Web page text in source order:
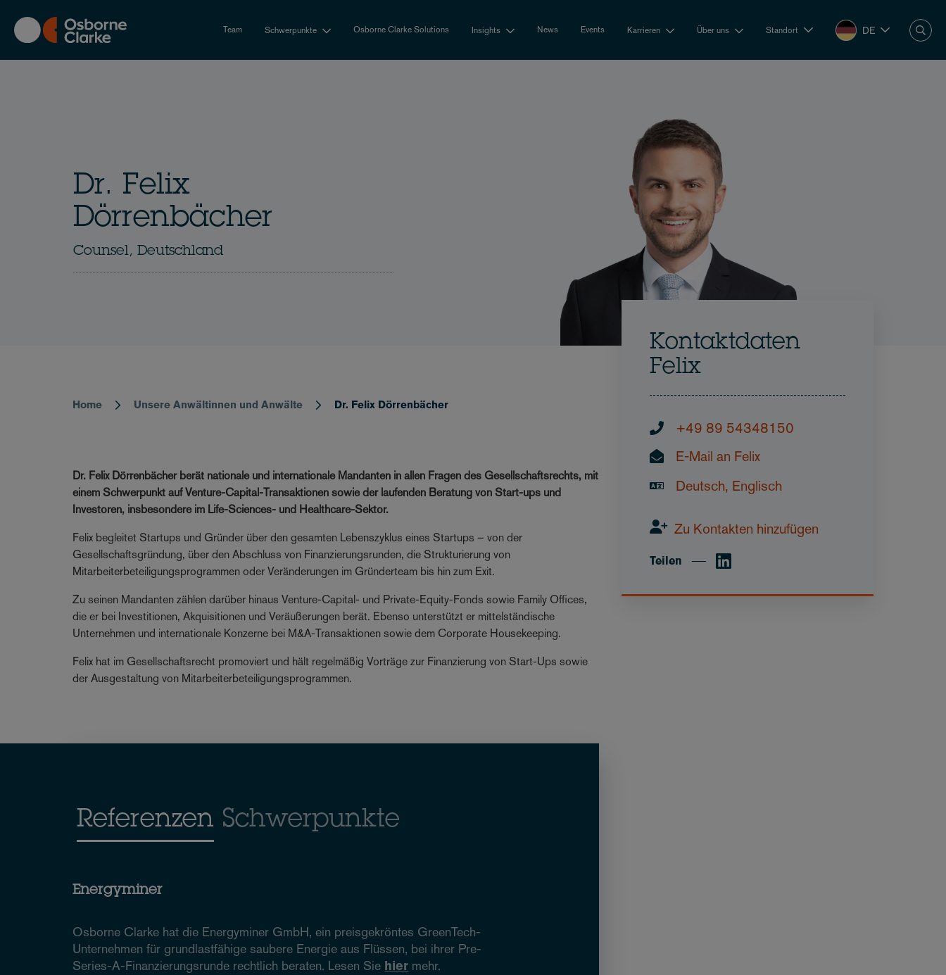
main
content
Team Schwerpunkte Osborne Clarke Solutions Insights News Events Karrieren Über uns Standort DE
Dr. Felix
Dörrenbächer
Counsel, Deutschland
Breadcrumb
Home Unsere Anwältinnen und Anwälte Dr. Felix Dörrenbächer
Dr. Felix Dörrenbächer berät nationale und internationale Mandanten in allen Fragen des Gesellschaftsrechts, mit
einem Schwerpunkt auf Venture-Capital-Transaktionen sowie der laufenden Beratung von Start-ups und
Investoren, insbesondere im Life-Sciences- und Healthcare-Sektor.
Felix begleitet Startups und Gründer über den gesamten Lebenszyklus eines Startups – von der
Gesellschaftsgründung, über den Abschluss von Finanzierungsrunden, die Strukturierung von
Mitarbeiterbeteiligungsprogrammen oder Veränderungen im Gründerteam bis hin zum Exit.
Zu seinen Mandanten zählen darüber hinaus Venture-Capital- und Private-Equity-Fonds sowie Family Offices,
die er bei Investitionen, Akquisitionen und Veräußerungen berät. Ebenso unterstützt er mittelständische
Unternehmen und internationale Konzerne bei M&A-Transaktionen sowie dem Corporate Housekeeping.
Felix hat im Gesellschaftsrecht promoviert und hält regelmäßig Vorträge zur Finanzierung von Start-Ups sowie
der Ausgestaltung von Mitarbeiterbeteiligungsprogrammen.
Referenzen Schwerpunkte
Energyminer
Osborne Clarke hat die Energyminer GmbH, ein preisgekröntes GreenTech-
Unternehmen für grundlastfähige saubere Energie aus Flüssen, bei ihrer Pre-
Series-A-Finanzierungsrunde rechtlich beraten. Lesen Sie hier mehr.
Kontaktdaten
Felix
+49 89 54348150
E-Mail an Felix
Deutsch, Englisch
Zu Kontakten hinzufügen
Teilen